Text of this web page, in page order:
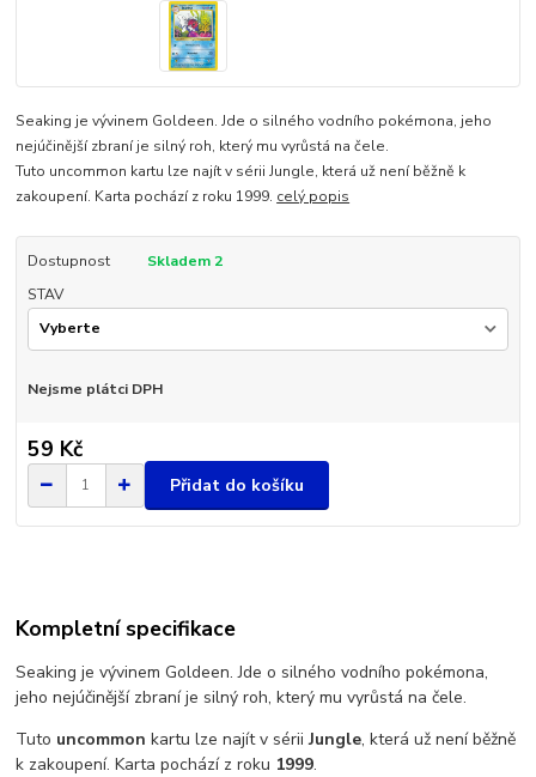
Seaking je vývinem Goldeen. Jde o silného vodního pokémona, jeho
nejúčinější zbraní je silný roh, který mu vyrůstá na čele.
Tuto uncommon kartu lze najít v sérii Jungle, která už není běžně k
zakoupení. Karta pochází z roku 1999. celý popis
Dostupnost
Skladem 2
STAV
Nejsme plátci DPH
59 Kč
Přidat do košíku
Kompletní specifikace
Seaking je vývinem Goldeen. Jde o silného vodního pokémona,
jeho nejúčinější zbraní je silný roh, který mu vyrůstá na čele.
Tuto uncommon kartu lze najít v sériiJungle, která už není běžně
k zakoupení. Karta pochází z roku 1999.